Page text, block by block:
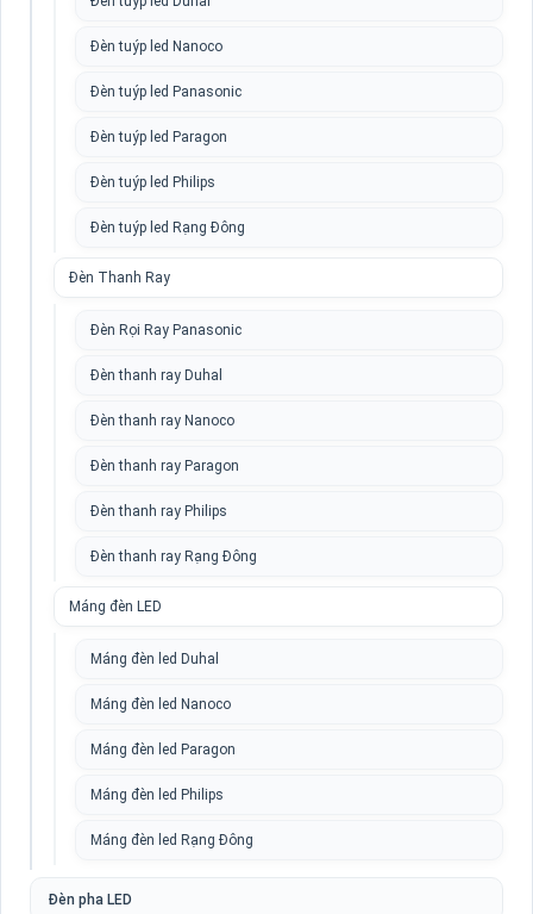
Đèn tuýp led Nanoco
Đèn tuýp led Panasonic
Đèn tuýp led Paragon
Đèn tuýp led Philips
Đèn tuýp led Rạng Đông
Đèn Thanh Ray
Đèn Rọi Ray Panasonic
Đèn thanh ray Duhal
Đèn thanh ray Nanoco
Đèn thanh ray Paragon
Đèn thanh ray Philips
Đèn thanh ray Rạng Đông
Máng đèn LED
Máng đèn led Duhal
Máng đèn led Nanoco
Máng đèn led Paragon
Máng đèn led Philips
Máng đèn led Rạng Đông
Đèn pha LED